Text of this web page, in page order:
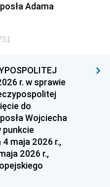
Adama
r. w sprawie
do
Wojciecha
punkcie
maja 2026 r.,
2026 r.,